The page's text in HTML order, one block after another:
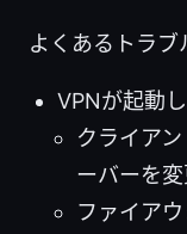
よくあるトラブ
VPNが起動
クライア
ーバーを変
ファイア